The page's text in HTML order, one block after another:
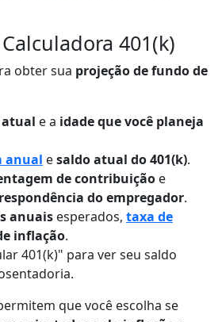
401(k)
obter sua projeção de fundo de
atual e a idade que você planeja
anual esaldo atual do 401(k).
de contribuição e
do empregador.
anuais esperados, taxa de
inflação.
401(k)" para ver seu saldo
que você escolha se